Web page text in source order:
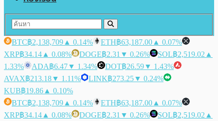
BTC฿2,138,709 ▲ 0.14% ETH฿63,187.00 ▲ 0.07%
XRP฿34.14 ▲ 0.08% DOGE฿2.31 ▼ 0.26% SOL฿2,519.02 ▲
1.33%
ADA฿6.47▼ 1.34% DOT฿26.59▼ 1.43%
AVAX฿213.18▼ 1.11% LINK฿273.25▼ 0.24%
KUB฿19.86 ▲ 0.10%
BTC฿2,138,709 ▲ 0.14% ETH฿63,187.00 ▲ 0.07%
XRP฿34.14 ▲ 0.08% DOGE฿2.31 ▼ 0.26% SOL฿2,519.02 ▲